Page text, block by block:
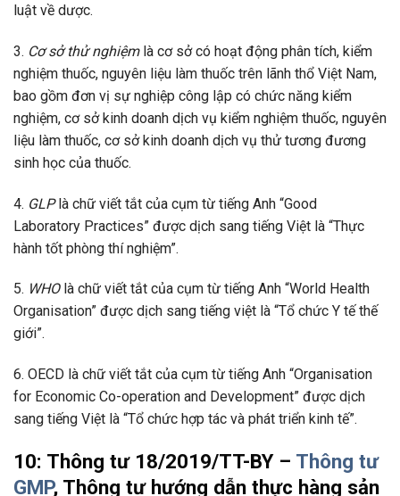
luật về dược.
3. Cơ sở thử nghiệmlà cơ sở có hoạt động phân tích, kiểm
nghiệm thuốc, nguyên liệu làm thuốc trên lãnh thổ Việt Nam,
bao gồm đơn vị sự nghiệp công lập có chức năng kiểm
nghiệm, cơ sở kinh doanh dịch vụ kiểm nghiệm thuốc, nguyên
liệu làm thuốc, cơ sở kinh doanh dịch vụ thử tương đương
sinh học của thuốc.
4. GLPlà chữ viết tắt của cụm từ tiếng Anh “Good
Laboratory Practices” được dịch sang tiếng Việt là “Thực
hành tốt phòng thí nghiệm”.
5. WHOlà chữ viết tắt của cụm từ tiếng Anh “World Health
Organisation” được dịch sang tiếng việt là “Tổ chức Y tế thế
giới”.
6. OECD là chữ viết tắt của cụm từ tiếng Anh “Organisation
for Economic Co-operation and Development” được dịch
sang tiếng Việt là “Tổ chức hợp tác và phát triển kinh tế”.
10: Thông tư 18/2019/TT-BY – Thông tư
GMP, Thông tư hướng dẫn thực hàng sản